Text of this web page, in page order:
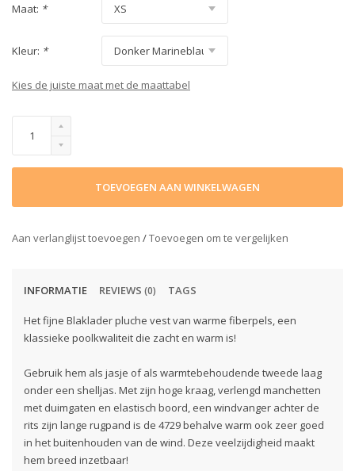
Maat: *
Kleur: *
Kies de juiste maat met de maattabel
TOEVOEGEN AAN WINKELWAGEN
Aan verlanglijst toevoegen /Toevoegen om te vergelijken
INFORMATIE REVIEWS (0) TAGS
Het fijne Blaklader pluche vest van warme fiberpels, een
klassieke poolkwaliteit die zacht en warm is!
Gebruik hem als jasje of als warmtebehoudende tweede laag
onder een shelljas. Met zijn hoge kraag, verlengd manchetten
met duimgaten en elastisch boord, een windvanger achter de
rits zijn lange rugpand is de 4729 behalve warm ook zeer goed
in het buitenhouden van de wind. Deze veelzijdigheid maakt
hem breed inzetbaar!